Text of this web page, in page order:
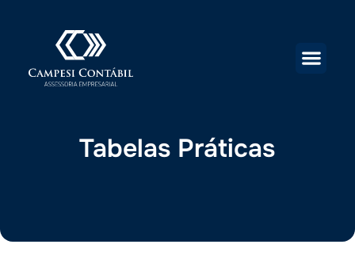
Tabelas Práticas